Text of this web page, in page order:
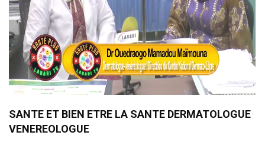
SANTE ET BIEN ETRE LA SANTE DERMATOLOGUE
VENEREOLOGUE